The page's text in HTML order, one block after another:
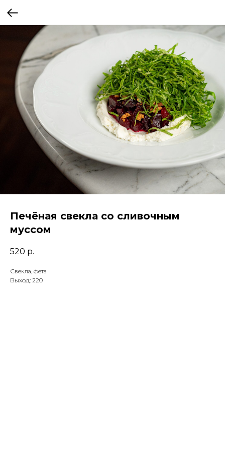
Печёная свекла со сливочным
муссом
520 р.
Свекла, фета
Выход: 220